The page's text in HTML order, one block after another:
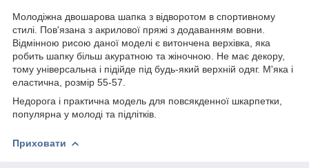
Молодіжна двошарова шапка з відворотом в спортивному
стилі. Пов'язана з акрилової пряжі з додаванням вовни.
Відмінною рисою даної моделі є витончена верхівка, яка
робить шапку більш акуратною та жіночною. Не має декору,
тому універсальна і підійде під будь-який верхній одяг. М'яка і
еластична, розмір 55-57.
Недорога і практична модель для повсякденної шкарпетки,
популярна у молоді та підлітків.
Приховати